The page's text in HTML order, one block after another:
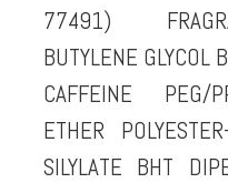
77491)
BUTYLENE GLYCOL
CAFFEINE PEG/
ETHER
SILYLATE BHT